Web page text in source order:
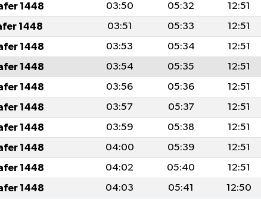
1448 03:50 05:32 12:51
1448 03:51 05:33 12:51
1448 03:53 05:34 12:51
1448 03:54 05:35 12:51
1448 03:56 05:36 12:51
1448 03:57 05:37 12:51
1448 03:59 05:38 12:51
1448 04:00 05:39 12:51
1448 04:02 05:40 12:51
1448 04:03 05:41 12:50